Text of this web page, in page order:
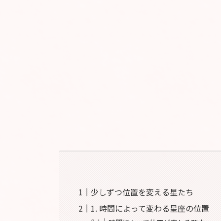
少しずつ位置を変える星たち
1. 時間によって変わる星座の位置